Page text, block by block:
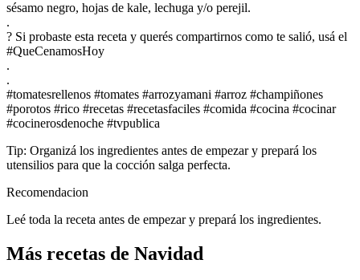
sésamo negro, hojas de kale, lechuga y/o perejil.
.
? Si probaste esta receta y querés compartirnos como te salió, usá el
#QueCenamosHoy
.
.
#tomatesrellenos #tomates #arrozyamani #arroz #champiñones
#porotos #rico #recetas #recetasfaciles #comida #cocina #cocinar
#cocinerosdenoche #tvpublica
Tip: Organizá los ingredientes antes de empezar y prepará los
utensilios para que la cocción salga perfecta.
Recomendacion
Leé toda la receta antes de empezar y prepará los ingredientes.
Más recetas de Navidad